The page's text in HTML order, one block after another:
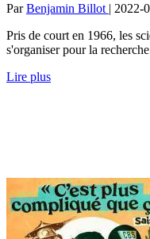
ParBenjamin Billot | 2022-
Pris de court en 1966, les
s'organiser pour la
Lire plus